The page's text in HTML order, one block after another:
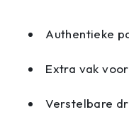
Authentieke
Extra vak
Verstelbare